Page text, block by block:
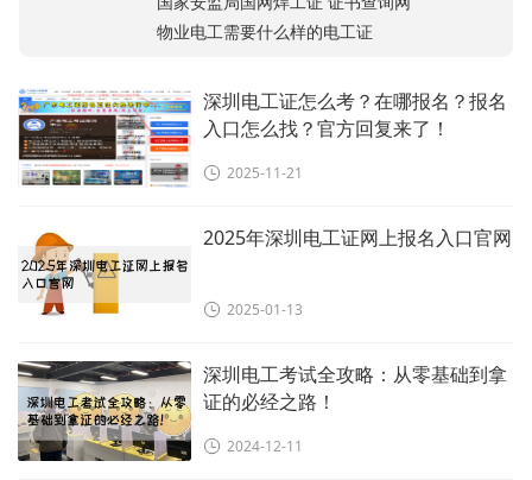
物业电工需要什么样的电工证
深圳电工证怎么考？在哪报名？报名
入口怎么找？官方回复来了！
2025-11-21
2025年深圳电工证网上报名入口官网
2025-01-13
深圳电工考试全攻略：从零基础到拿
证的必经之路！
2024-12-11